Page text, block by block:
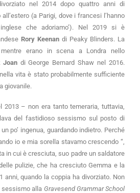
nel 2014 dopo quattro anni di
(a Parigi, dove i francesi l’hanno
che adoriamo’). Nel 2019 si è
Rory Keenan di Peaky Blinders. La
erano in scena a Londra nello
Joandi George Bernard Shaw nel 2016.
vita è stato probabilmente sufficiente
giovanile.
– non era tanto temeraria, tuttavia,
del fastidioso sessismo sul posto di
po’ ingenua, guardando indietro. Perché
io e mia sorella stavamo crescendo “,
in cui è cresciuta, suo padre un saldatore
pulizie, che ha cresciuto Gemma e la
anni, quando la coppia ha divorziato. Non
sessismo alla Gravesend Grammar School